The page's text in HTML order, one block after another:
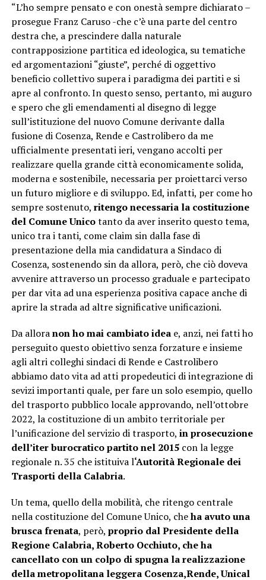
“L’ho sempre pensato e con onestà sempre dichiarato –
prosegue Franz Caruso -che c’è una parte del centro
destra che, a prescindere dalla naturale
contrapposizione partitica ed ideologica, su tematiche
ed argomentazioni “giuste”, perché di oggettivo
beneficio collettivo supera i paradigma dei partiti e si
apre al confronto. In questo senso, pertanto, mi auguro
e spero che gli emendamenti al disegno di legge
sull’istituzione del nuovo Comune derivante dalla
fusione di Cosenza, Rende e Castrolibero da me
ufficialmente presentati ieri, vengano accolti per
realizzare quella grande città economicamente solida,
moderna e sostenibile, necessaria per proiettarci verso
un futuro migliore e di sviluppo. Ed, infatti, per come ho
sempre sostenuto, ritengo necessaria la costituzione
del Comune Unicotanto da aver inserito questo tema,
unico tra i tanti, come claim sin dalla fase di
presentazione della mia candidatura a Sindaco di
Cosenza, sostenendo sin da allora, però, che ciò doveva
avvenire attraverso un processo graduale e partecipato
per dar vita ad una esperienza positiva capace anche di
aprire la strada ad altre significative unificazioni.
Da alloranon ho mai cambiato ideae, anzi, nei fatti ho
perseguito questo obiettivo senza forzature e insieme
agli altri colleghi sindaci di Rende e Castrolibero
abbiamo dato vita ad atti propedeutici di integrazione di
sevizi importanti quale, per fare un solo esempio, quello
del trasporto pubblico locale approvando, nell’ottobre
2022, la costituzione di un ambito territoriale per
l’unificazione del servizio di trasporto, in prosecuzione
dell’iter burocratico partito nel 2015con la legge
regionale n. 35 che istituiva l‘Autorità Regionale dei
Trasporti della Calabria.
Un tema, quello della mobilità, che ritengo centrale
nella costituzione del Comune Unico, cheha avuto una
brusca frenata, però, proprio dal Presidente della
Regione Calabria, Roberto Occhiuto, che ha
cancellato con un colpo di spugna la realizzazione
della metropolitana leggera Cosenza,Rende, Unical